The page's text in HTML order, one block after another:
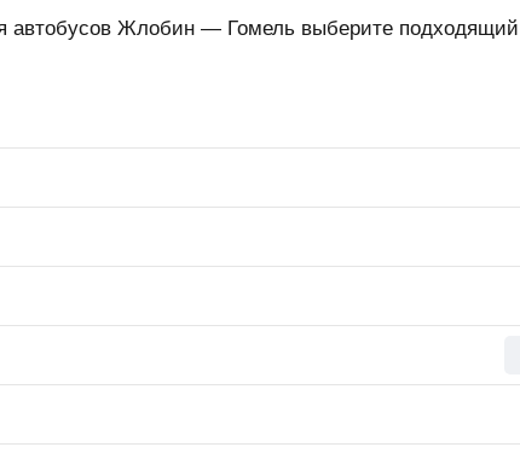
автобусов Жлобин — Гомель выберите